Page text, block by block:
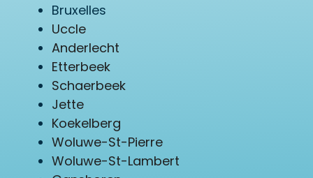
Bruxelles
Uccle
Anderlecht
Etterbeek
Schaerbeek
Jette
Koekelberg
Woluwe-St-Pierre
Woluwe-St-Lambert